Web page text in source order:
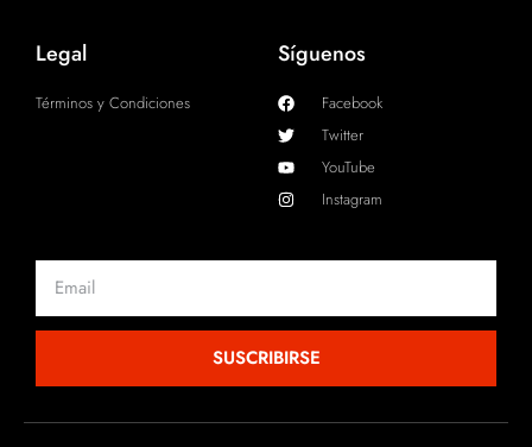
Legal
Términos y Condiciones
Síguenos
Facebook
Twitter
YouTube
Instagram
SUSCRIBIRSE